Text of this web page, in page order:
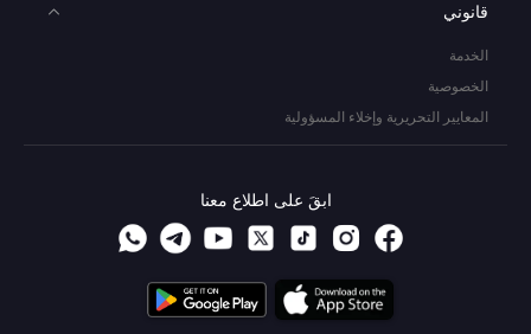
قانوني
الخدمة
الخصوصية
المعايير التحريرية وإخلاء المسؤولية
ابقَ على اطلاع معنا